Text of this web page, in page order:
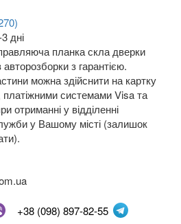
keyboard_arrow_down
keyboard_arrow_down
дні
планка скла дверки
авторозборки з гарантією.
можна здійснити на картку
системами Visa та
отриманні у відділенні
у Вашому місті (залишок
+38 (098) 897-82-55